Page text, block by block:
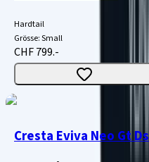
Hardtail
Grösse:Small
CHF 799.-
Cresta Eviva Neo Gt Ds